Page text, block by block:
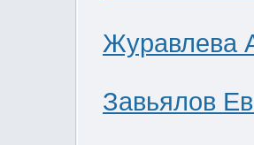
Журавлева
Завьялов